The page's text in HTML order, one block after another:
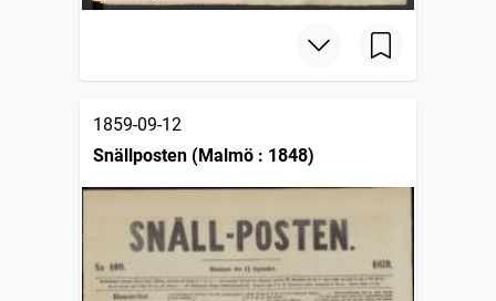
1859-09-12
Snällposten (Malmö : 1848)